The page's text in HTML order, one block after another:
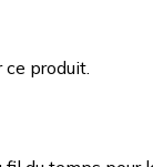
produit.